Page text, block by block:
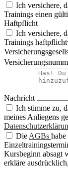
Ich versichere,
Trainings einen
Haftpflicht
Ich versichere,
Trainings
Nachricht
Ich stimme zu,
meines Anliegens
Die AGBs
Kursbeginn absagt
erkläre